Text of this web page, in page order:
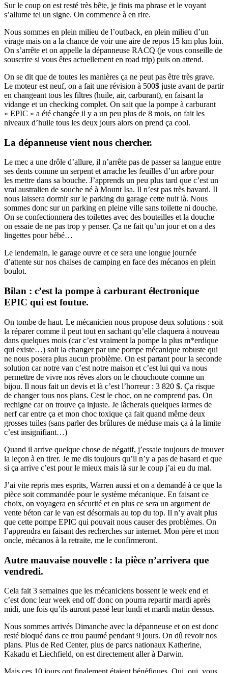
Sur le coup on est resté très bête, je finis ma phrase et le voyant
s’allume tel un signe. On commence à en rire.
Nous sommes en plein milieu de l’outback, en plein milieu d’un
virage mais on a la chance de voir une aire de repos 15 km plus loin.
On s’arrête et on appelle la dépanneuse RACQ (je vous conseille de
souscrire si vous êtes actuellement en road trip) puis on attend.
On se dit que de toutes les manières ça ne peut pas être très grave.
Le moteur est neuf, on a fait une révision à 500$ juste avant de partir
en changeant tous les filtres (huile, air, carburant), en faisant la
vidange et un checking complet. On sait que la pompe à carburant
« EPIC » a été changée il y a un peu plus de 8 mois, on fait les
niveaux d’huile tous les deux jours alors on prend ça cool.
La dépanneuse vient nous chercher.
Le mec a une drôle d’allure, il n’arrête pas de passer sa langue entre
ses dents comme un serpent et arrache les feuilles d’un arbre pour
les mettre dans sa bouche. J’apprends un peu plus tard que c’est un
vrai australien de souche né à Mount Isa. Il n’est pas très bavard. Il
nous laissera dormir sur le parking du garage cette nuit là. Nous
sommes donc sur un parking en pleine ville sans toilette ni douche.
On se confectionnera des toilettes avec des bouteilles et la douche
on essaie de ne pas trop y penser. Ça ne fait qu’un jour et on a des
lingettes pour bébé…
Le lendemain, le garage ouvre et ce sera une longue journée
d’attente sur nos chaises de camping en face des mécanos en plein
boulot.
Bilan : c’est la pompe à carburant électronique
EPIC qui est foutue.
On tombe de haut. Le mécanicien nous propose deux solutions : soit
la réparer comme il peut tout en sachant qu’elle claquera à nouveau
dans quelques mois (car c’est vraiment la pompe la plus m*erdique
qui existe…) soit la changer par une pompe mécanique robuste qui
ne nous posera plus aucun problème. On est partant pour la seconde
solution car notre van c’est notre maison et c’est lui qui va nous
permettre de vivre nos rêves alors on le chouchoute comme un
bijou. Il nous fait un devis et là c’est l’horreur : 3 820 $. Ça risque
de changer tous nos plans. Cest le choc, on ne comprend pas. On
rechigne car on trouve ça injuste. Je lâcherais quelques larmes de
nerf car entre ça et mon choc toxique ça fait quand même deux
grosses tuiles (sans parler des brûlures de méduse mais ça à la limite
c’est insignifiant…)
Quand il arrive quelque chose de négatif, j’essaie toujours de trouver
la leçon à en tirer. Je me dis toujours qu’il n’y a pas de hasard et que
si ça arrive c’est pour le mieux mais là sur le coup j’ai eu du mal.
J’ai vite repris mes esprits, Warren aussi et on a demandé à ce que la
pièce soit commandée pour le système mécanique. En faisant ce
choix, on voyagera en sécurité et en plus ce sera un argument de
vente béton car le van est désormais au top du top. Il n’y avait plus
que cette pompe EPIC qui pouvait nous causer des problèmes. On
l’apprendra en faisant des recherches sur internet. Mon père et mon
oncle, mécanos à la retraite, me le confirmeront.
Autre mauvaise nouvelle : la pièce n’arrivera que
vendredi.
Cela fait 3 semaines que les mécaniciens bossent le week end et
c’est donc leur week end off donc on pourra repartir mardi après
midi, une fois qu’ils auront passé leur lundi et mardi matin dessus.
Nous sommes arrivés Dimanche avec la dépanneuse et on est donc
resté bloqué dans ce trou paumé pendant 9 jours. On dû revoir nos
plans. Plus de Red Center, plus de parcs nationaux Katherine,
Kakadu et Liechfield, on est directement aller à Darwin.